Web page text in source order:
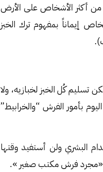
من أكثر الأشخاص على الأرض
إيماناً بمفهوم ترك الخبز
كُل الخبز لخبازيه، ولا
بأمور الفرش “والخرابيط”
البشري ولن أستفيد وقتها
«مجرد فرش مكتب صغير ».